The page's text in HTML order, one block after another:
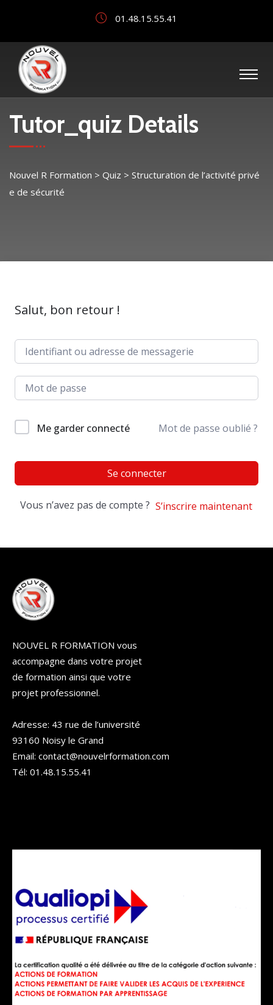
01.48.15.55.41
Tutor_quiz Details
Nouvel R Formation > Quiz > Structuration de l’activité privé
e de sécurité
Salut, bon retour !
Me garder connecté Mot de passe oublié ?
Se connecter
Vous n’avez pas de compte ? S’inscrire maintenant
NOUVEL R FORMATION vous
accompagne dans votre projet
de formation ainsi que votre
projet professionnel.
Adresse: 43 rue de l’université
93160 Noisy le Grand
Email: contact@nouvelrformation.com
Tél: 01.48.15.55.41